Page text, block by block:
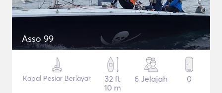
Asso 99
Kapal Pesiar Berlayar
32 ft
10 m
6 Jelajah 0